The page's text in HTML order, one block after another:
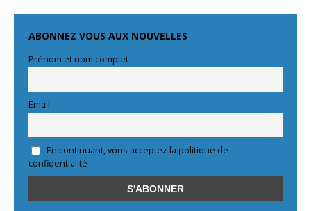
ABONNEZ VOUS AUX NOUVELLES
Prénom et nom complet
Email
En continuant, vous acceptez la politique de
confidentialité